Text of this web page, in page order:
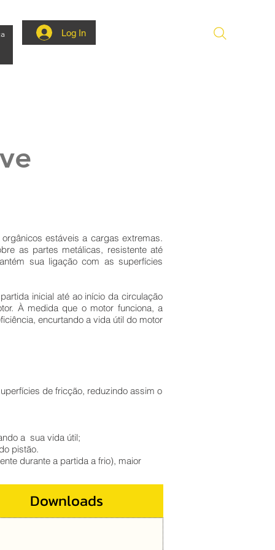
Log In
estáveis ​​a cargas extremas.
as partes metálicas, resistente até
sua ligação com as superfícies
inicial até ao início da circulação
À medida que o motor funciona, a
encurtando a vida útil do motor
de fricção, reduzindo assim o
a sua vida útil;
pistão.
durante a partida a frio), maior
Downloads